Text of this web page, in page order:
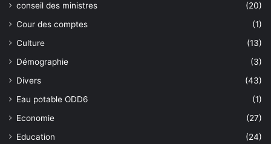
conseil des ministres
(20)
Cour des comptes
(1)
Culture
(13)
Démographie
(3)
Divers
(43)
Eau potable ODD6
(1)
Economie
(27)
Education
(24)